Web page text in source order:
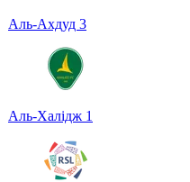
Аль-Ахдуд 3
Аль-Халідж 1